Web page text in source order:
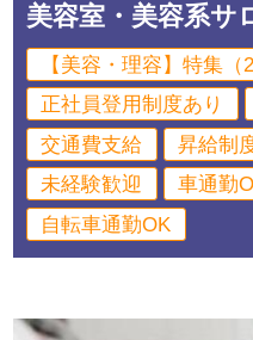
美容室・美容系サ
【美容・理容】特集（
正社員登用制度あり
交通費支給
昇給制
未経験歓迎
車通勤
自転車通勤OK